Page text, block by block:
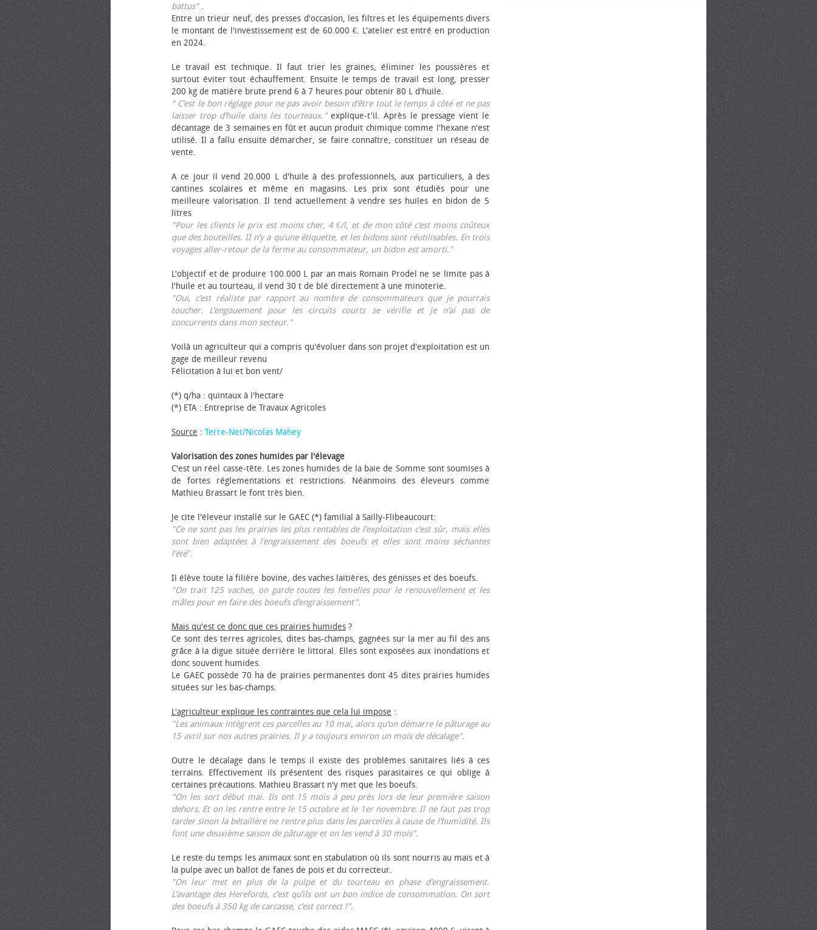
battus".
Entre un trieur neuf, des presses d'occasion, les filtres et les équipements divers
le montant de l'investissement est de 60.000 €. L'atelier est entré en production
en 2024.
Le travail est technique. Il faut trier les graines, éliminer les poussières et
surtout éviter tout échauffement. Ensuite le temps de travail est long, presser
200 kg de matière brute prend 6 à 7 heures pour obtenir 80 L d'huile.
" C’est le bon réglage pour ne pas avoir besoin d’être tout le temps à côté et ne pas
laisser trop d’huile dans les tourteaux."explique-t'il. Après le pressage vient le
décantage de 3 semaines en fût et aucun produit chimique comme l'hexane n'est
utilisé. Il a fallu ensuite démarcher, se faire connaître, constituer un réseau de
vente.
A ce jour il vend 20.000 L d'huile à des professionnels, aux particuliers, à des
cantines scolaires et même en magasins. Les prix sont étudiés pour une
meilleure valorisation. Il tend actuellement à vendre ses huiles en bidon de 5
litres
"Pour les clients le prix est moins cher, 4 €/l, et de mon côté c’est moins coûteux
que des bouteilles. II n’y a qu’une étiquette, et les bidons sont réutilisables. En trois
voyages aller-retour de la ferme au consommateur, un bidon est amorti."
L'objectif et de produire 100.000 L par an mais Romain Prodel ne se limite pas à
l'huile et au tourteau, il vend 30 t de blé directement à une minoterie.
"Oui, c’est réaliste par rapport au nombre de consommateurs que je pourrais
toucher. L’engouement pour les circuits courts se vérifie et je n’ai pas de
concurrents dans mon secteur."
Voilà un agriculteur qui a compris qu'évoluer dans son projet d'exploitation est un
gage de meilleur revenu
Félicitation à lui et bon vent/
(*) q/ha : quintaux à l'hectare
(*) ETA : Entreprise de Travaux Agricoles
Source : Terre-Net/Nicolas Mahey
Valorisation des zones humides par l'élevage
C'est un réel casse-tête. Les zones humides de la baie de Somme sont soumises à
de fortes réglementations et restrictions. Néanmoins des éleveurs comme
Mathieu Brassart le font très bien.
Je cite l'éleveur installé sur le GAEC (*) familial à Sailly-Flibeaucourt:
"Ce ne sont pas les prairies les plus rentables de l’exploitation c’est sûr, mais elles
sont bien adaptées à l’engraissement des bœufs et elles sont moins séchantes
l’été".
Il élève toute la filière bovine, des vaches laitières, des génisses et des bœufs.
"On trait 125 vaches, on garde toutes les femelles pour le renouvellement et les
mâles pour en faire des bœufs d’engraissement".
Mais qu'est ce donc que ces prairies humides ?
Ce sont des terres agricoles, dites bas-champs, gagnées sur la mer au fil des ans
grâce à la digue située derrière le littoral. Elles sont exposées aux inondations et
donc souvent humides.
Le GAEC possède 70 ha de prairies permanentes dont 45 dites prairies humides
situées sur les bas-champs.
L'agriculteur explique les contraintes que cela lui impose :
"Les animaux intègrent ces parcelles au 10 mai, alors qu’on démarre le pâturage au
15 avril sur nos autres prairies. Il y a toujours environ un mois de décalage".
Outre le décalage dans le temps il existe des problèmes sanitaires liés à ces
terrains. Effectivement ils présentent des risques parasitaires ce qui oblige à
certaines précautions. Mathieu Brassart n'y met que les bœufs.
"On les sort début mai. Ils ont 15 mois à peu près lors de leur première saison
dehors. Et on les rentre entre le 15 octobre et le 1er novembre. Il ne faut pas trop
tarder sinon la bétaillère ne rentre plus dans les parcelles à cause de l’humidité. Ils
font une deuxième saison de pâturage et on les vend à 30 mois".
Le reste du temps les animaux sont en stabulation où ils sont nourris au maïs et à
la pulpe avec un ballot de fanes de pois et du correcteur.
"On leur met en plus de la pulpe et du tourteau en phase d’engraissement.
L’avantage des Herefords, c’est qu’ils ont un bon indice de consommation. On sort
des bœufs à 350 kg de carcasse, c’est correct !".